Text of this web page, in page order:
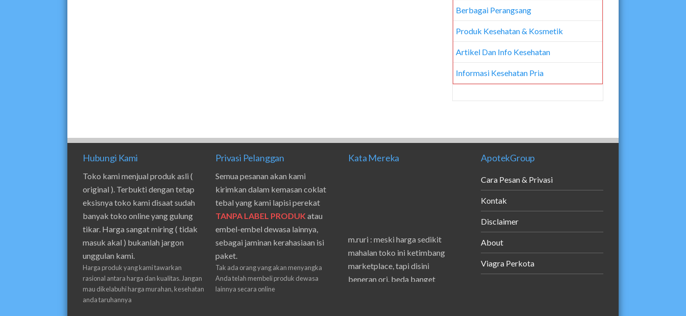
Berbagai Perangsang
Produk Kesehatan & Kosmetik
Artikel Dan Info Kesehatan
Informasi Kesehatan Pria
Hubungi Kami
Toko kami menjual produk asli (
original ). Terbukti dengan tetap
eksisnya toko kami disaat sudah
banyak toko online yang gulung
tikar. Harga sangat miring ( tidak
masuk akal ) bukanlah jargon
unggulan kami.
Harga produk yang kami tawarkan
rasional antara harga dan kualitas. Jangan
mau dikelabuhi harga murahan, kesehatan
anda taruhannya
Privasi Pelanggan
Semua pesanan akan kami
kirimkan dalam kemasan coklat
tebal yang kami lapisi perekat
TANPA LABEL PRODUKatau
embel-embel dewasa lainnya,
sebagai jaminan kerahasiaan isi
paket.
Tak ada orang yang akan menyangka
Anda telah membeli produk dewasa
lainnya secara online
Kata Mereka
m.ruri : meski harga sedikit
mahalan toko ini ketimbang
marketplace, tapi disini
beneran ori. beda banget
ApotekGroup
Cara Pesan & Privasi
Kontak
Disclaimer
About
Viagra Perkota